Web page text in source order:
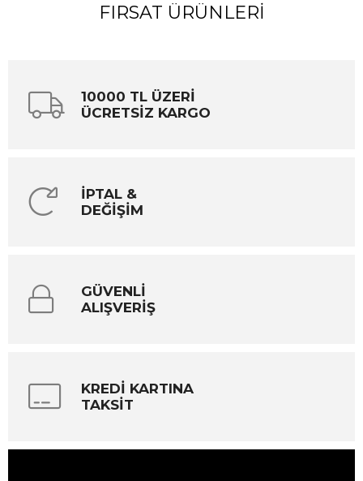
FIRSAT ÜRÜNLERI
10000 TL ÜZERİ
ÜCRETSİZ KARGO
İPTAL &
DEĞİŞİM
GÜVENLİ
ALIŞVERİŞ
KREDİ KARTINA
TAKSİT